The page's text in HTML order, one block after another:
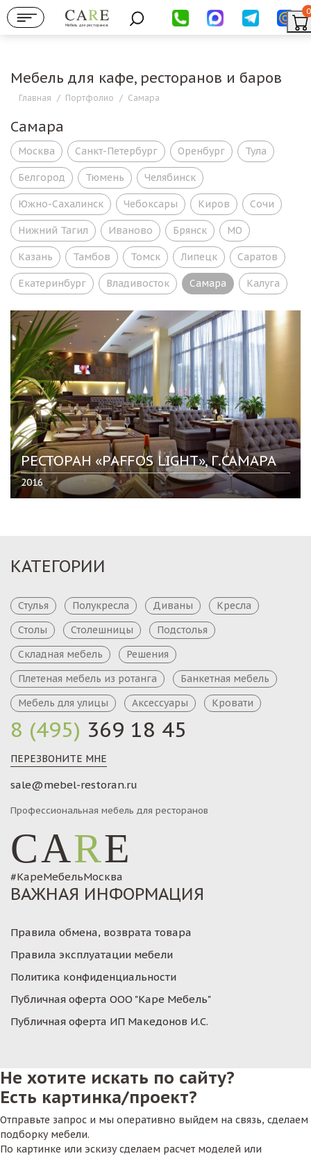
Мебель для ресторанов
0
Мебель для кафе, ресторанов и баров
Главная / Портфолио / Самара
Самара
Москва Санкт-Петербург Оренбург Тула
Белгород Тюмень Челябинск
Южно-Сахалинск Чебоксары Киров Сочи
Нижний Тагил Иваново Брянск МО
Казань Тамбов Томск Липецк Саратов
Екатеринбург Владивосток Самара Калуга
РЕСТОРАН «PAFFOS LIGHT», Г.САМАРА
2016
8 (495) 369 18 45
ПЕРЕЗВОНИТЕ МНЕ
sale@mebel-restoran.ru
Профессиональная мебель для ресторанов
CARE
#КареМебельМосква
КАТЕГОРИИ
Стулья Полукресла Диваны
Кресла
Столы
Столешницы
Подстолья
Складная мебель
Решения
Плетеная мебель из ротанга
Банкетная мебель
Мебель для улицы
Аксессуары Кровати
ВАЖНАЯ ИНФОРМАЦИЯ
Правила обмена, возврата товара
Правила эксплуатации мебели
Политика конфиденциальности
Публичная оферта ООО "Каре Мебель"
Публичная оферта ИП Македонов И.С.
Не хотите искать по сайту?
Есть картинка/проект?
Отправьте запрос и мы оперативно выйдем на связь, сделаем
подборку мебели.
По картинке или эскизу сделаем расчет моделей или